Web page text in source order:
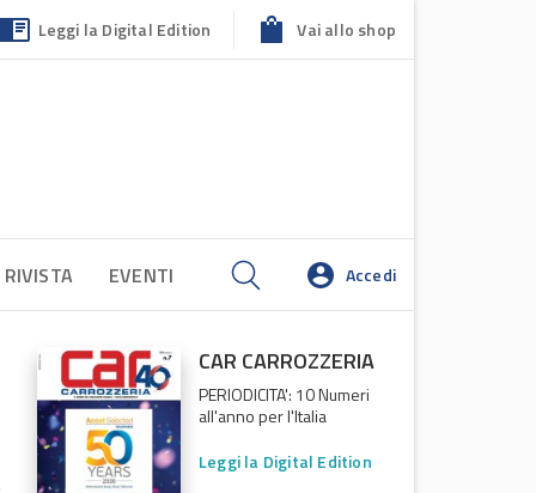
Leggi la Digital Edition Vai allo shop
EVENTI Accedi
CAR CARROZZERIA
PERIODICITA': 10 Numeri
all'anno per l'Italia
Leggi la Digital Edition